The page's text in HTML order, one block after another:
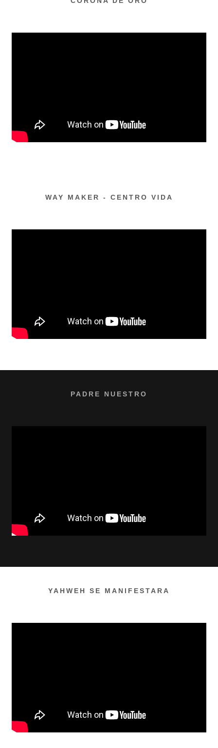
WAY MAKER - CENTRO VIDA
PADRE NUESTRO
YAHWEH SE MANIFESTARA